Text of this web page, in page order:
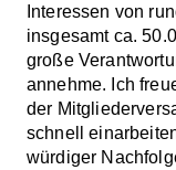
Interessen von
insgesamt ca.
große
annehme. Ich
der
schnell
würdiger